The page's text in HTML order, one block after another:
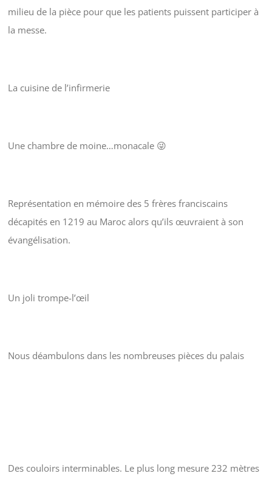
milieu de la pièce pour que les patients puissent participer à
la messe.
La cuisine de l’infirmerie
Une chambre de moine…monacale 😜
Représentation en mémoire des 5 frères franciscains
décapités en 1219 au Maroc alors qu’ils œuvraient à son
évangélisation.
Un joli trompe-l’œil
Nous déambulons dans les nombreuses pièces du palais
Des couloirs interminables. Le plus long mesure 232 mètres